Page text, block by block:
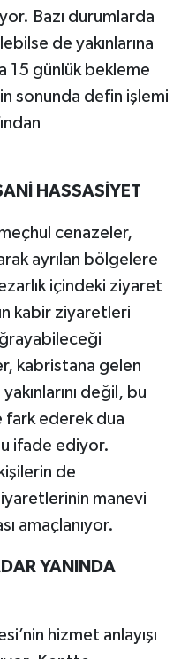
Bazı durumlarda
de yakınlarına
15 günlük bekleme
sonunda defin işlemi
HASSASİYET
cenazeler,
ayrılan bölgelere
içindeki ziyaret
kabir ziyaretleri
kabristana gelen
değil, bu
fark ederek dua
ifade ediyor.
de
manevi
amaçlanıyor.
YANINDA
hizmet anlayışı